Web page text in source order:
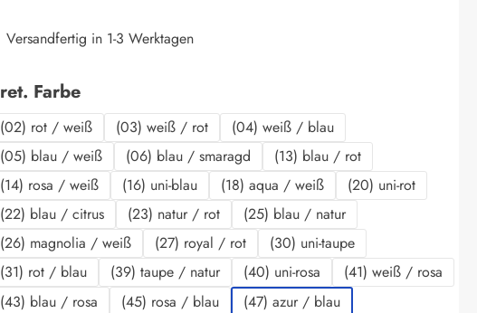
Versandfertig in 1-3 Werktagen
Farbeauswählen
(02) rot / weiß (03) weiß / rot
(04) weiß / blau
(05) blau / weiß
(06) blau / smaragd
(13) blau / rot
(14) rosa / weiß
(16) uni-blau (18) aqua / weiß
(20) uni-rot
(22) blau / citrus
(23) natur / rot
(25) blau / natur
(26) magnolia / weiß
(27) royal / rot
(30) uni-taupe
(31) rot / blau
(39) taupe / natur (40) uni-rosa
(41) weiß / rosa
(43) blau / rosa
(45) rosa / blau
(47) azur / blau